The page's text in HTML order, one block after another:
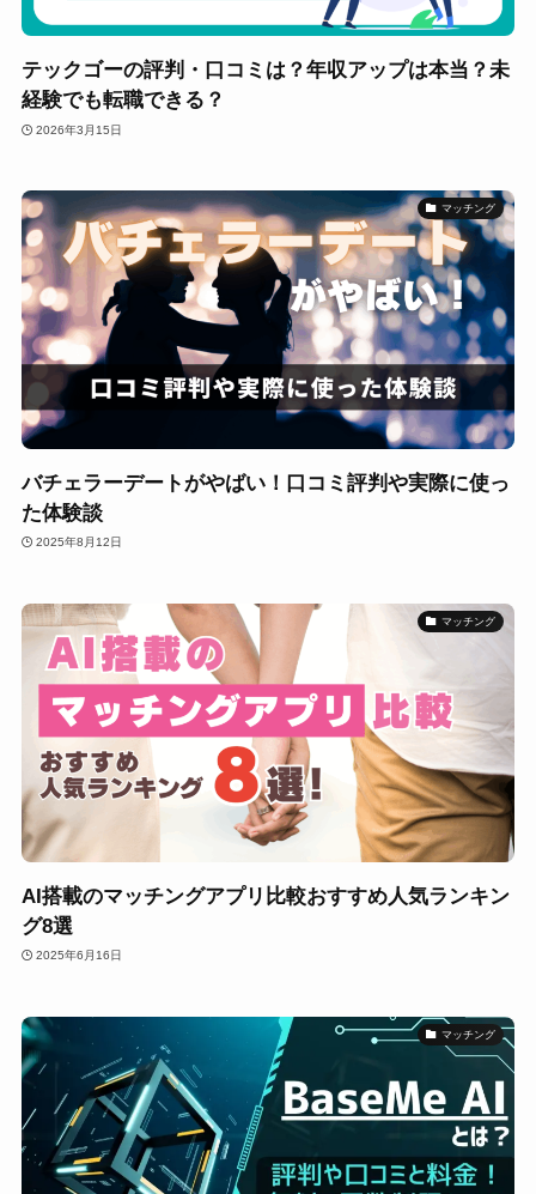
テックゴーの評判・口コミは？年収アップは本当？未
経験でも転職できる？
2026年3月15日
マッチング
バチェラーデートがやばい！口コミ評判や実際に使っ
た体験談
2025年8月12日
マッチング
AI搭載のマッチングアプリ比較おすすめ人気ランキン
グ8選
2025年6月16日
マッチング